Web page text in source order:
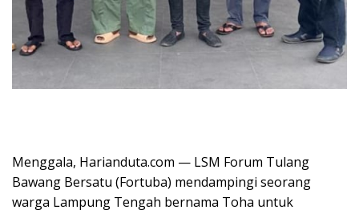
Menggala, Harianduta.com — LSM Forum Tulang
Bawang Bersatu (Fortuba) mendampingi seorang
warga Lampung Tengah bernama Toha untuk